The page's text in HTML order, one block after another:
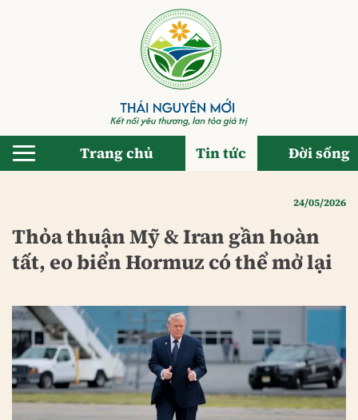
Trang chủ Tin tức Đời sống
24/05/2026
Thỏa thuận Mỹ & Iran gần hoàn
tất, eo biển Hormuz có thể mở lại